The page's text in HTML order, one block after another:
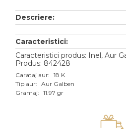
Aur alb
Aur roz
Aur mixt
Descriere:
Caracteristici:
Caracteristici produs: Inel, Aur
Produs: 842428
Carataj aur: 18 K
Tip aur: Aur Galben
Gramaj: 11.97 gr